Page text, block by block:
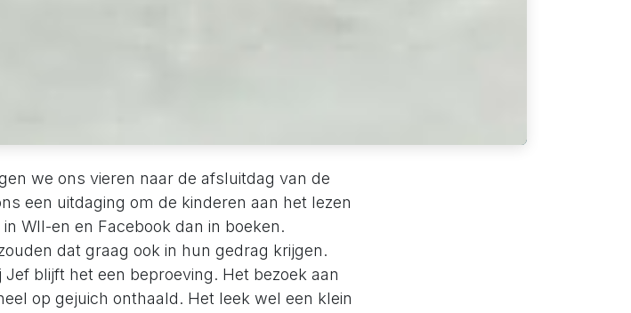
we ons vieren naar de afsluitdag van de
een uitdaging om de kinderen aan het lezen
WII-en en Facebook dan in boeken.
dat graag ook in hun gedrag krijgen.
blijft het een beproeving. Het bezoek aan
op gejuich onthaald. Het leek wel een klein